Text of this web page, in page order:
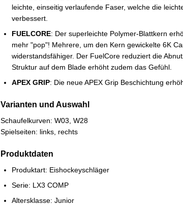
leichte, einseitig verlaufende Faser, welche die
verbessert.
FUELCORE: Der superleichte Polymer-Blattkern
mehr "pop"! Mehrere, um den Kern gewickelte 6K
widerstandsfähiger. Der FuelCore reduziert die
Struktur auf dem Blade erhöht zudem das Gefühl.
APEX GRIP: Die neue APEX Grip Beschichtung
Varianten und Auswahl
Schaufelkurven: W03, W28
Spielseiten: links, rechts
Produktdaten
Produktart: Eishockeyschläger
Serie: LX3 COMP
Altersklasse: Junior